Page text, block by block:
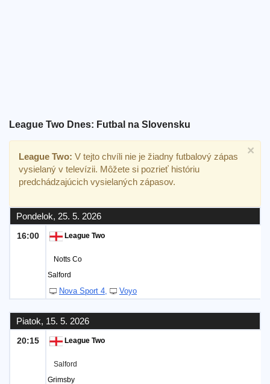
League Two Dnes: Futbal na Slovensku
×
League Two: V tejto chvíli nie je žiadny futbalový zápas
vysielaný v televízii. Môžete si pozrieť históriu
predchádzajúcich vysielaných zápasov.
Pondelok, 25. 5. 2026
16:00 League Two
Notts Co
Salford
Nova Sport 4 Voyo
Piatok, 15. 5. 2026
20:15 League Two
Salford
Grimsby